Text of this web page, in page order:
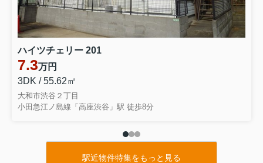
ハイツチェリー 201
7.3万円
3DK / 55.62㎡
大和市渋谷２丁目
小田急江ノ島線「高座渋谷」駅 徒歩8分
駅近物件特集をもっと見る